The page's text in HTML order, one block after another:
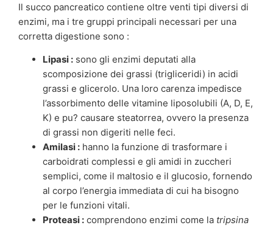
Il succo pancreatico contiene oltre venti tipi diversi di
enzimi, ma i tre gruppi principali necessari per una
corretta digestione sono :
Lipasi : sono gli enzimi deputati alla
scomposizione dei grassi (trigliceridi) in acidi
grassi e glicerolo. Una loro carenza impedisce
l’assorbimento delle vitamine liposolubili (A, D, E,
K) e pu? causare steatorrea, ovvero la presenza
di grassi non digeriti nelle feci.
Amilasi : hanno la funzione di trasformare i
carboidrati complessi e gli amidi in zuccheri
semplici, come il maltosio e il glucosio, fornendo
al corpo l’energia immediata di cui ha bisogno
per le funzioni vitali.
Proteasi : comprendono enzimi come la tripsina